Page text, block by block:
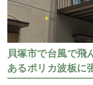
貝塚市で台風で飛
あるポリカ波板